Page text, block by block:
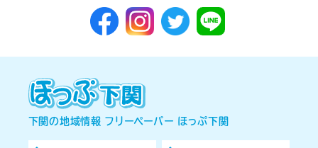
下関の地域情報 フリーペーパー ほっぷ下関